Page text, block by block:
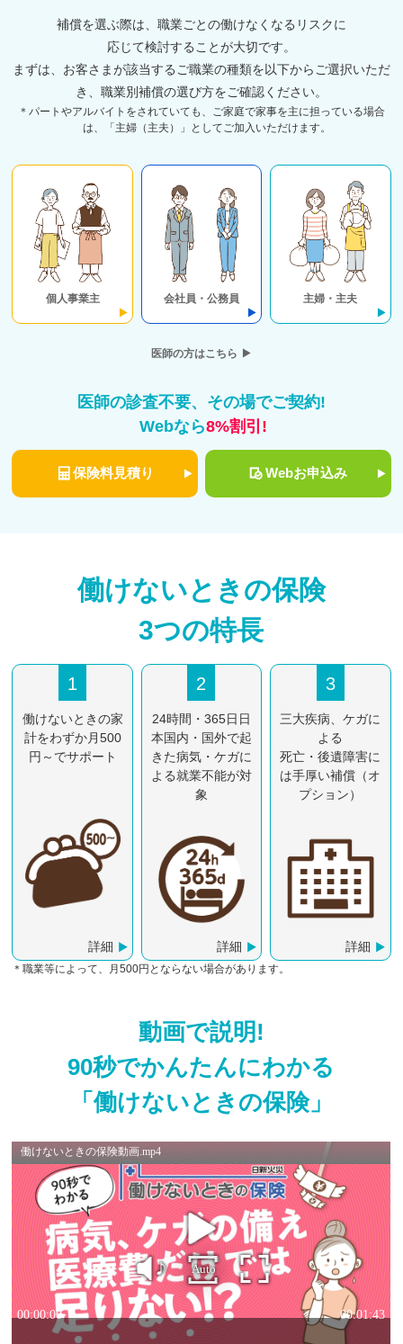
補償を選ぶ際は、職業ごとの働けなくなるリスクに
応じて検討することが大切です。
まずは、お客さまが該当するご職業の種類を以下からご選択いただ
き、職業別補償の選び方をご確認ください。
＊パートやアルバイトをされていても、ご家庭で家事を主に担っている場合
は、「主婦（主夫）」としてご加入いただけます。
個人事業主 会社員・公務員 主婦・主夫
医師の方はこちら
医師の診査不要、その場でご契約!
Webなら8%割引!
保険料見積り Webお申込み
働けないときの保険
3つの特⻑
1
働けないときの家
計をわずか月500
円～でサポート
詳細
2
24時間・365日 日
本国内・国外で起
きた病気・ケガに
よる就業不能が対
象
詳細
3
三大疾病、ケガに
よる
死亡・後遺障害に
は手厚い補償（オ
プション）
詳細
＊職業等によって、月500円とならない場合があります。
動画で説明!
90秒でかんたんにわかる
「働けないときの保険」